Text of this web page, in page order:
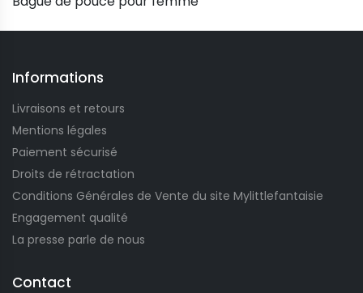
Informations
Livraisons et retours
Mentions légales
Paiement sécurisé
Droits de rétractation
Conditions Générales de Vente du site Mylittlefantaisie
Engagement qualité
La presse parle de nous
Contact